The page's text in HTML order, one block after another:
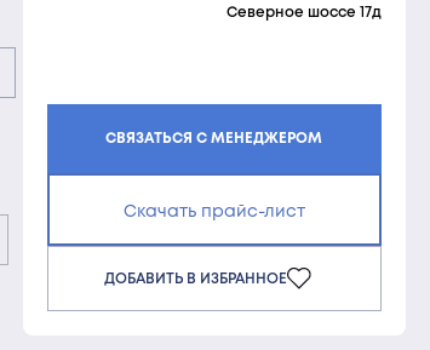
Северное шоссе 17д
СВЯЗАТЬСЯ С МЕНЕДЖЕРОМ
Скачать прайс-лист
ДОБАВИТЬ В ИЗБРАННОЕ